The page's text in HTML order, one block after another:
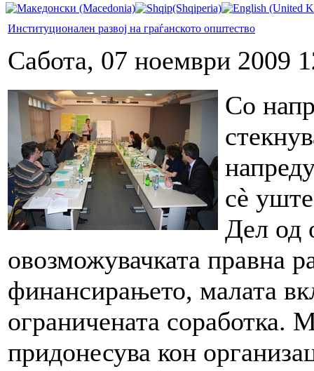
Институционален развој на граѓанското општество
Сабота, 07 ноември 2009
Со
сè
Дел од
овозможувачката правна
финансирањето, малата
ограничената
придонесува кон